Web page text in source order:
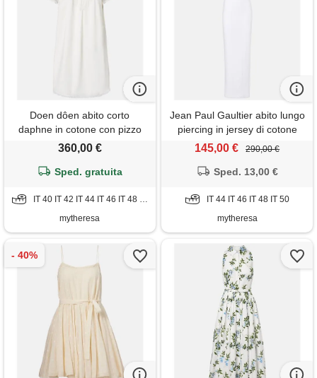
Doen dôen abito corto
daphne in cotone con pizzo
360,00 €
Sped. gratuita
IT 40 IT 42 IT 44 IT 46 IT 48 IT 50
mytheresa
Jean Paul Gaultier abito lungo
piercing in jersey di cotone
145,00 € 290,00 €
Sped. 13,00 €
IT 44 IT 46 IT 48 IT 50
mytheresa